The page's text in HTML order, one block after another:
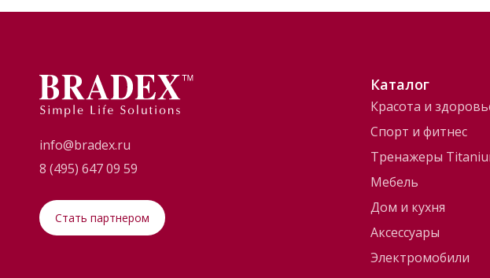
info@bradex.ru
8 (495) 647 09 59
Стать партнером
Каталог
Красота и
Спорт и фитнес
Тренажеры
Мебель
Дом и кухня
Аксессуары
Электромобили